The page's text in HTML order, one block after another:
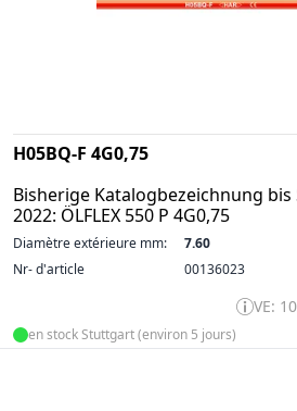
H05BQ-F 4G0,75
Bisherige Katalogbezeichnung
2022: ÖLFLEX 550 P 4G0,75
Diamètre extérieure mm:
7.60
Nr- d'article
00136023
VE:
en stock Stuttgart (environ 5 jours)